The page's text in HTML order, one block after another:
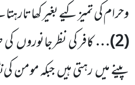
وحرام کی تمیزکیے
(2)
…کافر کی نظرجانوروں
پینے میں رہتی ہیں جبکہ مومن کی